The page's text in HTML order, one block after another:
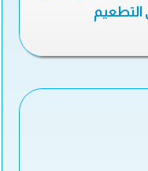
التطعيم